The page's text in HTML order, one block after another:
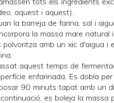
, aquest i aquest).
la barreja de farina, sal i
la massa mare natural
polvoritza amb un xic d'aigua
aquest temps de
enfarinada. Es dobla
90 minuts tapat amb un
es boleja la